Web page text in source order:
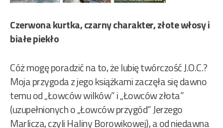
Czerwona kurtka, czarny charakter, złote włosy i
białe piekło
Cóż mogę poradzić na to, że lubię twórczość J.O.C.?
Moja przygoda z jego książkami zaczęła się dawno
temu od „Łowców wilków” i „Łowców złota”
(uzupełnionych o „Łowców przygód” Jerzego
Marlicza, czyli Haliny Borowikowej), a od niedawna